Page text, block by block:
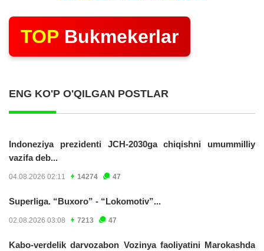
TOP Bukmekerlar
ENG KO'P O'QILGAN POSTLAR
Indoneziya prezidenti JCH-2030ga chiqishni umummilliy
vazifa deb...
04.08.2026 02:11 14274 47
Superliga. “Buxoro” - “Lokomotiv”...
02.08.2026 03:08 7213 47
Kabo-verdelik darvozabon Vozinya faoliyatini Marokashda